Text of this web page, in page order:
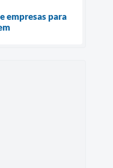
empresas para